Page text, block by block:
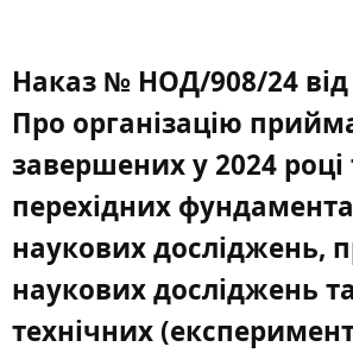
Наказ № НОД/908/24 від
Про організацію
завершених у 2024 році
перехідних
наукових досліджень,
наукових досліджень
технічних